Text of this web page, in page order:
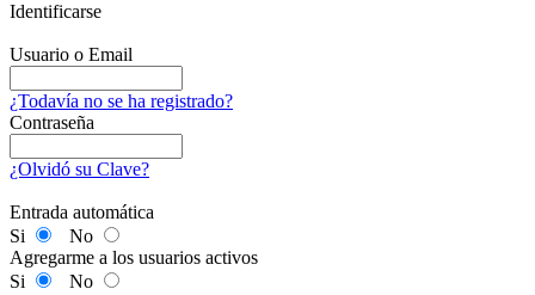
Identificarse
Usuario o Email
¿Todavía no se ha registrado?
Contraseña
¿Olvidó su Clave?
Entrada automática
Si
No
Agregarme a los usuarios activos
Si
No